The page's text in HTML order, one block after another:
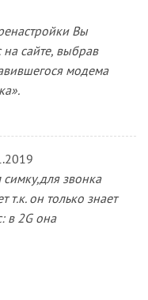
Вы
на сайте, выбрав
модема
звонка
т.к. он только знает
в 2G она